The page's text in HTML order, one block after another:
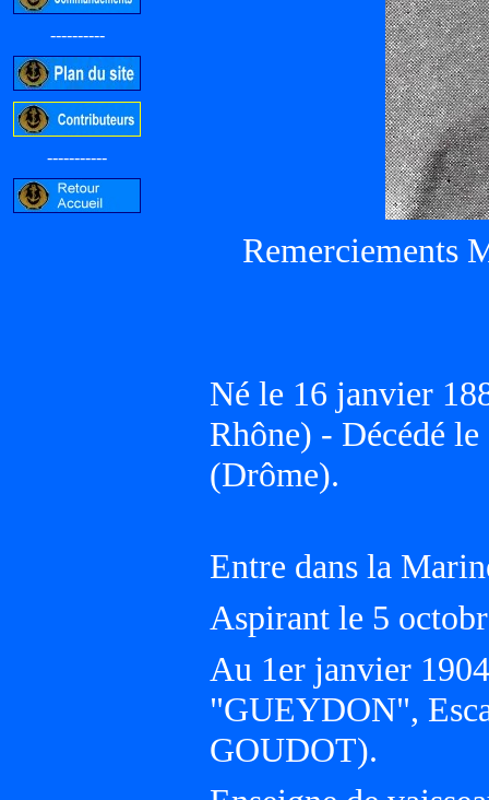
----------
-----------
Remerciements
Né le 16 janvier
Rhône) - Décédé
(Drôme).
Entre dans la
Aspirant le 5
Au 1er janvier
"GUEYDON",
GOUDOT).